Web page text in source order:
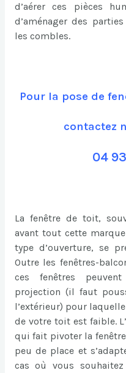
d’aérer ces pièces
d’aménager des
les combles.
Pour la pose de
contactez
04
La fenêtre de toit,
avant tout cette
type d’ouverture, se
Outre les fenêtres-
ces fenêtres
projection (il faut
l’extérieur) pour
de votre toit est faible.
qui fait pivoter la
peu de place et
cas où vous